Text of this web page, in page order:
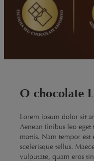
O chocolate
Lorem ipsum dolor sit
Aenean finibus leo
mattis. Nam tempor est
scelerisque tellus.
vulputate, quam eros